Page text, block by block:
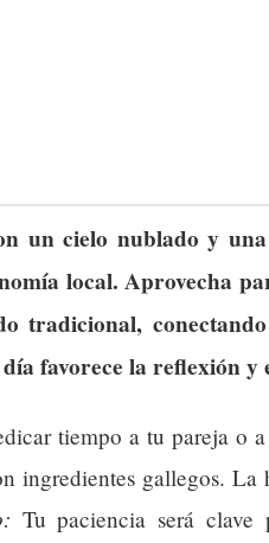
un cielo nublado y una
local. Aprovecha
tradicional,
favorece la reflexión y
tiempo a tu pareja o a
ingredientes gallegos. La
Tu paciencia será clave